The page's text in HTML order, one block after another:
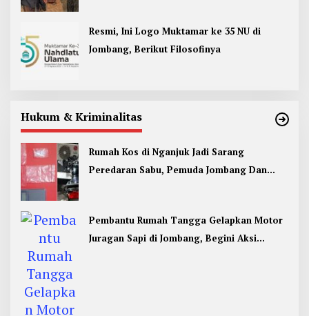
Resmi, Ini Logo Muktamar ke 35 NU di
Jombang, Berikut Filosofinya
Hukum & Kriminalitas
Rumah Kos di Nganjuk Jadi Sarang
Peredaran Sabu, Pemuda Jombang Dan
Pembantu Rumah Tangga Gelapkan Motor
Juragan Sapi di Jombang, Begini Aksi